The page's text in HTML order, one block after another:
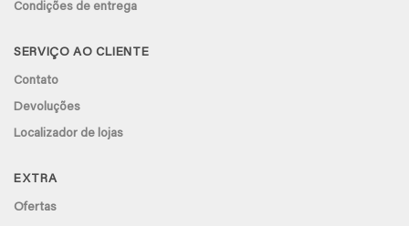
Condições de entrega
SERVIÇO AO CLIENTE
Contato
Devoluções
Localizador de lojas
EXTRA
Ofertas